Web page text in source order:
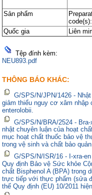
Sản phẩm
Quốc gia
Liên
Tệp đính kèm:
NEU893.pdf
THÔNG BÁO KHÁC:
G/SPS/N/JPN/1426 -
giảm thiểu nguy cơ xâm nhập
enterolobii.
G/SPS/N/BRA/2524 -
nhật chuyên luận của hoạt
mục hoạt chất thuốc bảo vệ
trong vệ sinh và chất bảo
G/SPS/N/ISR/16 - I-xra-
Quy định Bảo vệ Sức khỏe
chất Bisphenol A (BPA) trong
trực tiếp với thực phẩm (sửa
thế Quy định (EU) 10/2011